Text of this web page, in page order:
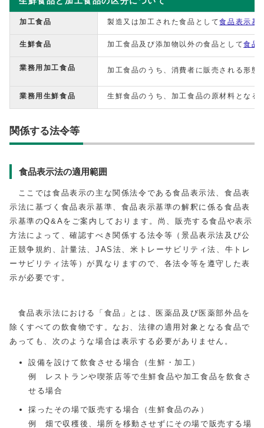
加工食品 製造又は加工された食品として食品表示基
生鮮食品 加工食品及び添加物以外の食品として食品
業務用加工食品 加工食品のうち、消費者に販売される形態
業務用生鮮食品 生鮮食品のうち、加工食品の原材料となる
関係する法令等
食品表示法の適用範囲
ここでは食品表示の主な関係法令である食品表示法、食品表
示法に基づく食品表示基準、食品表示基準の解釈に係る食品表
示基準のQ&Aをご案内しております。尚、販売する食品や表示
方法によって、確認すべき関係する法令等（景品表示法及び公
正競争規約、計量法、JAS法、米トレーサビリティ法、牛トレ
ーサビリティ法等）が異なりますので、各法令等を遵守した表
示が必要です。
食品表示法における「食品」とは、医薬品及び医薬部外品を
除くすべての飲食物です。なお、法律の適用対象となる食品で
あっても、次のような場合は表示する必要がありません。
設備を設けて飲食させる場合（生鮮・加工）
例 レストランや喫茶店等で生鮮食品や加工食品を飲食さ
せる場合
採ったその場で販売する場合（生鮮食品のみ）
例 畑で収穫後、場所を移動させずにその場で販売する場